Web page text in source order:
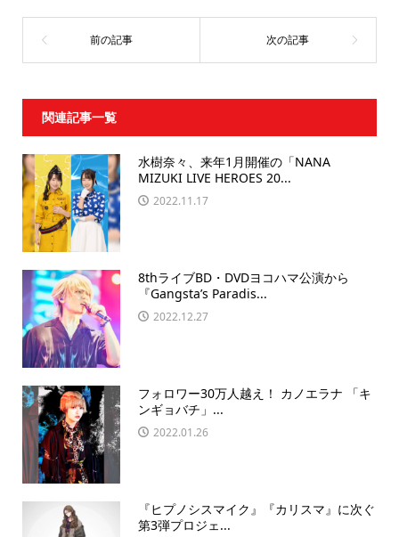
関連記事一覧
水樹奈々、来年1月開催の「NANA
MIZUKI LIVE HEROES 20...
2022.11.17
8thライブBD・DVDヨコハマ公演から
『Gangsta’s Paradis...
2022.12.27
フォロワー30万人越え！ カノエラナ 「キ
ンギョバチ」...
2022.01.26
『ヒプノシスマイク』『カリスマ』に次ぐ
第3弾プロジェ...